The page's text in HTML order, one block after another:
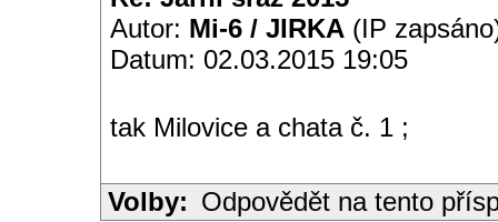
Autor: Mi-6 / JIRKA (IP
Datum: 02.03.2015 19:05
tak Milovice a chata č. 1 ;
Volby: Odpovědět na tento